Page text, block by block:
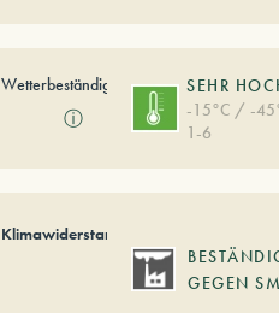
Wetterbeständigkeit
ⓘ
SEHR
-15°C / -
1-6
Klimawiderstand
GEGEN